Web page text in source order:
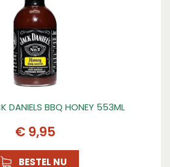
DANIELS BBQ HONEY 553ML
€ 9,95
BESTEL NU